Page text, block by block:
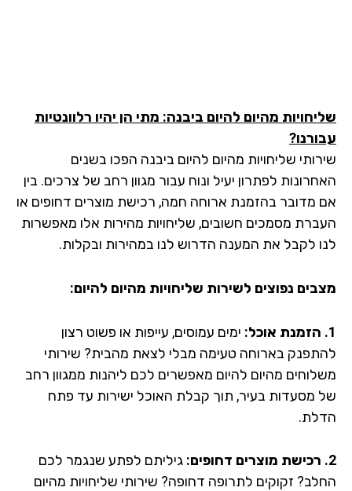
מהיום להיום ביבנה: מתי הן יהיו רלוונטיות
שליחויות מהיום להיום ביבנה הפכו בשנים
לפתרון יעיל ונוח עבור מגוון רחב של צרכים. בין
מדובר בהזמנת ארוחה חמה, רכישת מוצרים דחופים או
מסמכים חשובים, שליחויות מהירות אלו מאפשרות
לקבל את המענה הדרוש לנו במהירות ובקלות.
נפוצים לשירות שליחויות מהיום להיום:
ימים עמוסים, עייפות או פשוט רצון
בארוחה טעימה מבלי לצאת מהבית? שירותי
מהיום להיום מאפשרים לכם ליהנות ממגוון רחב
מסעדות בעיר, תוך קבלת האוכל ישירות עד פתח
גיליתם לפתע שנגמר לכם
זקוקים לתרופה דחופה? שירותי שליחויות מהיום